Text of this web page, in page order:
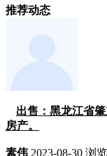
推荐动态
出售：黑龙江省
房产。
素伟 2023-08-30 浏